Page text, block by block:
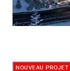
NOUVEAU PROJET